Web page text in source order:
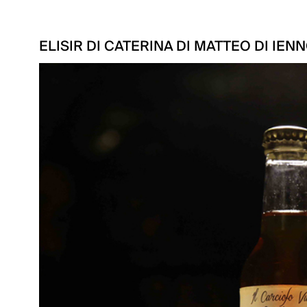
ELISIR DI CATERINA DI MATTEO DI